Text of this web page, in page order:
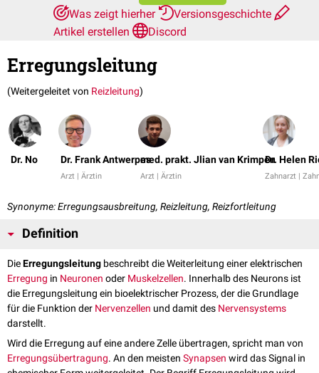
Was zeigt hierher
Versionsgeschichte
Artikel erstellen
Discord
Erregungsleitung
(Weitergeleitet von Reizleitung)
Dr. No Dr. Frank Antwerpes
Arzt | Ärztin
med. prakt. Jlian van Krimpen
Arzt | Ärztin
Dr. Helen
Zahnarzt |
Synonyme: Erregungsausbreitung, Reizleitung, Reizfortleitung
Definition
DieErregungsleitung beschreibt die Weiterleitung einer elektrischen
Erregung in Neuronen oder Muskelzellen. Innerhalb des Neurons ist
die Erregungsleitung ein bioelektrischer Prozess, der die Grundlage
für die Funktion der Nervenzellen und damit des Nervensystems
darstellt.
Wird die Erregung auf eine andere Zelle übertragen, spricht man von
Erregungsübertragung. An den meisten Synapsen wird das Signal in